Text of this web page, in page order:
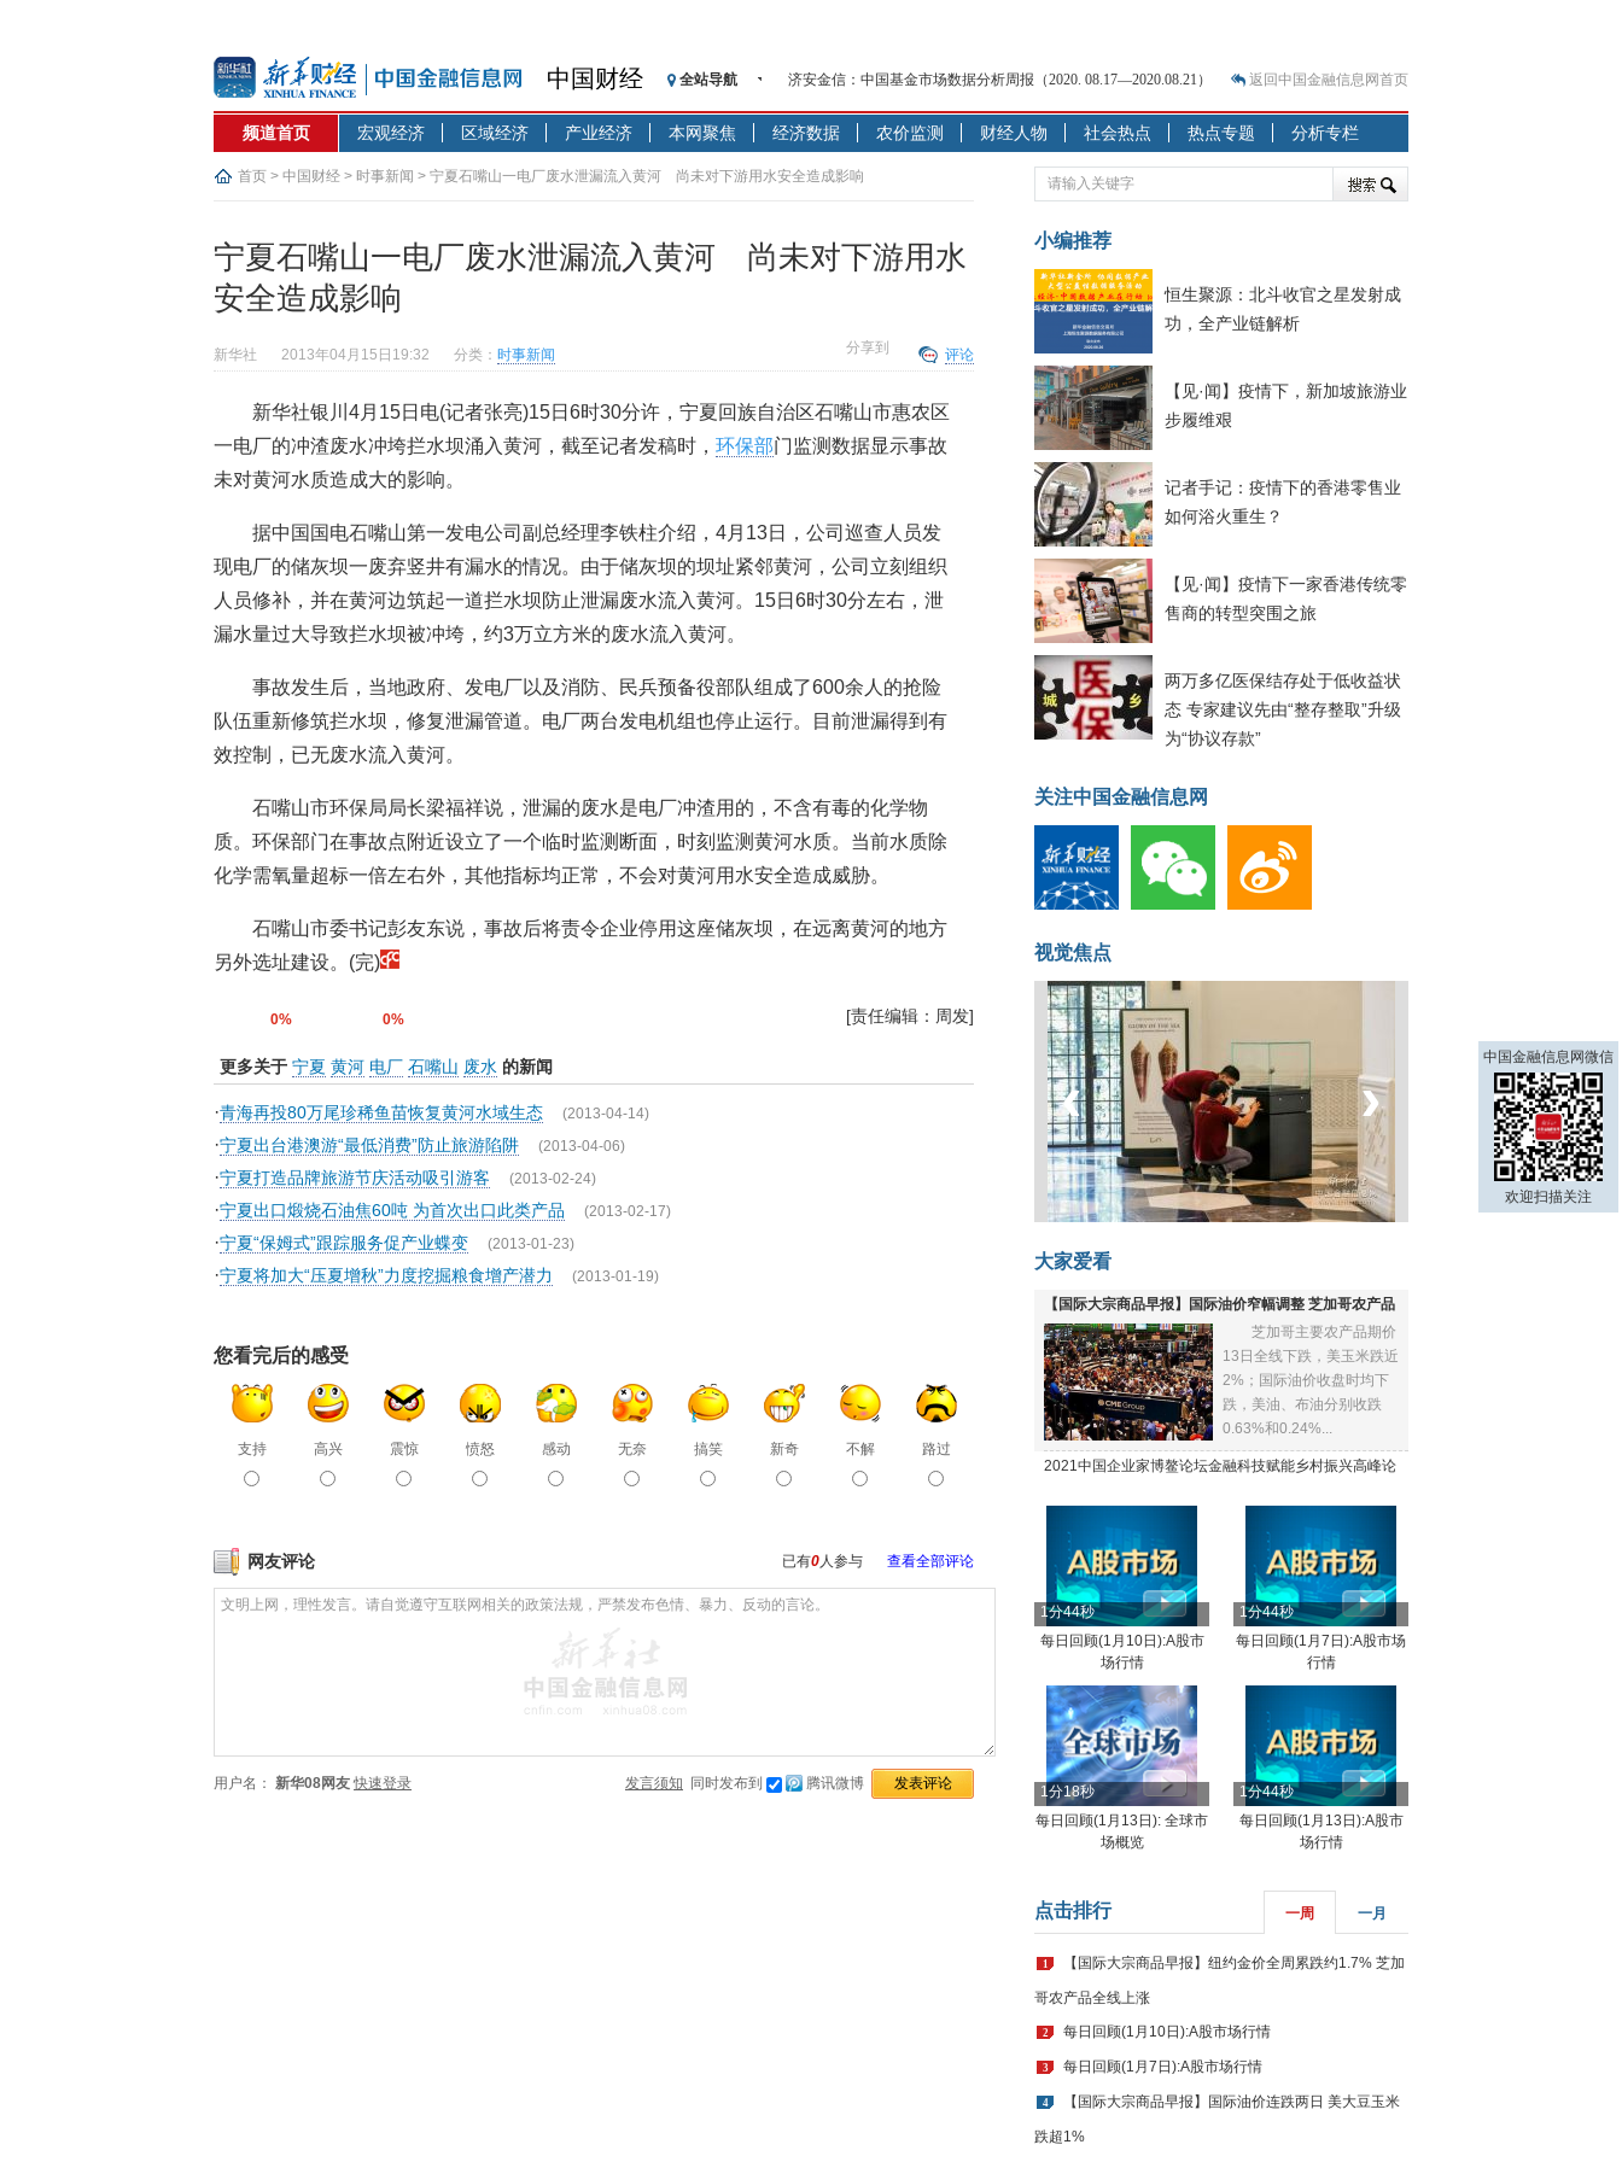
中国财经 全站导航
济安金信：中国基金市场数据分析周报（2020. 08.17—2020.08.21）
【见·闻】疫情下，新加坡旅游业步履维艰
记者手记：疫情下的香港零售业如何浴火重生？
【见·闻】疫情下一家香港传统零售商的转型突围之旅
济安金信：中国基金市场数据分析周报（2020. 07.27—2020.07.31）
【新华财经调查】同业存单、结构性存款玩起“跷跷板” 结构性失衡藏
在“隐秘的角落”
央行公开市场净投放300亿元 短端资金利率明显下行
基本面及股市双轮冲击 债市回调十年期债表现最弱
沥青期货连续两日涨逾3% 沪银及两粕涨势喜人
恒生聚源：北斗收官之星发射成功，全产业链解析
返回中国金融信息网首页
频道首页 宏观经济 区域经济 产业经济 本网聚焦 经济数据 农价监测 财经人物 社会热点 热点专题 分析专栏
首页 > 中国财经 > 时事新闻 > 宁夏石嘴山一电厂废水泄漏流入黄河 尚未对下游用水安全造成影响
宁夏石嘴山一电厂废水泄漏流入黄河 尚未对下游用水
安全造成影响
评论
分享到
新华社 2013年04月15日19:32 分类： 时事新闻
新华社银川4月15日电(记者张亮)15日6时30分许，宁夏回族自治区石嘴山市惠农区
一电厂的冲渣废水冲垮拦水坝涌入黄河，截至记者发稿时， 环保部门监测数据显示事故
未对黄河水质造成大的影响。
据中国国电石嘴山第一发电公司副总经理李铁柱介绍，4月13日，公司巡查人员发
现电厂的储灰坝一废弃竖井有漏水的情况。由于储灰坝的坝址紧邻黄河，公司立刻组织
人员修补，并在黄河边筑起一道拦水坝防止泄漏废水流入黄河。15日6时30分左右，泄
漏水量过大导致拦水坝被冲垮，约3万立方米的废水流入黄河。
事故发生后，当地政府、发电厂以及消防、民兵预备役部队组成了600余人的抢险
队伍重新修筑拦水坝，修复泄漏管道。电厂两台发电机组也停止运行。目前泄漏得到有
效控制，已无废水流入黄河。
石嘴山市环保局局长梁福祥说，泄漏的废水是电厂冲渣用的，不含有毒的化学物
质。环保部门在事故点附近设立了一个临时监测断面，时刻监测黄河水质。当前水质除
化学需氧量超标一倍左右外，其他指标均正常，不会对黄河用水安全造成威胁。
石嘴山市委书记彭友东说，事故后将责令企业停用这座储灰坝，在远离黄河的地方
另外选址建设。(完)
0% 0% [责任编辑：周发]
更多关于 宁夏 黄河 电厂 石嘴山 废水 的新闻
·青海再投80万尾珍稀鱼苗恢复黄河水域生态 (2013-04-14)
·宁夏出台港澳游“最低消费”防止旅游陷阱 (2013-04-06)
·宁夏打造品牌旅游节庆活动吸引游客 (2013-02-24)
·宁夏出口煅烧石油焦60吨 为首次出口此类产品 (2013-02-17)
·宁夏“保姆式”跟踪服务促产业蝶变 (2013-01-23)
·宁夏将加大“压夏增秋”力度挖掘粮食增产潜力 (2013-01-19)
您看完后的感受
支持 高兴 震惊 愤怒 感动 无奈 搞笑 新奇 不解 路过
网友评论 已有0人参与 查看全部评论
用户名： 新华08网友 快速登录 发言须知 同时发布到 腾讯微博
小编推荐
恒生聚源：北斗收官之星发射成
功，全产业链解析
【见·闻】疫情下，新加坡旅游业
步履维艰
记者手记：疫情下的香港零售业
如何浴火重生？
【见·闻】疫情下一家香港传统零
售商的转型突围之旅
两万多亿医保结存处于低收益状
态 专家建议先由“整存整取”升级
为“协议存款”
关注中国金融信息网
视觉焦点
菲律宾：防疫降级
‹ ›
大家爱看
【国际大宗商品早报】国际油价窄幅调整 芝加哥农产品
全线下跌
芝加哥主要农产品期价
13日全线下跌，美玉米跌近
2%；国际油价收盘时均下
跌，美油、布油分别收跌
0.63%和0.24%...
2021中国企业家博鳌论坛金融科技赋能乡村振兴高峰论
1分44秒
每日回顾(1月10日):A股市
场行情
1分44秒
每日回顾(1月7日):A股市场
行情
1分18秒
每日回顾(1月13日): 全球市
场概览
1分44秒
每日回顾(1月13日):A股市
场行情
点击排行 一周 一月
1 【国际大宗商品早报】纽约金价全周累跌约1.7% 芝加
哥农产品全线上涨
2 每日回顾(1月10日):A股市场行情
3 每日回顾(1月7日):A股市场行情
4 【国际大宗商品早报】国际油价连跌两日 美大豆玉米
跌超1%
中国金融信息网微信
欢迎扫描关注